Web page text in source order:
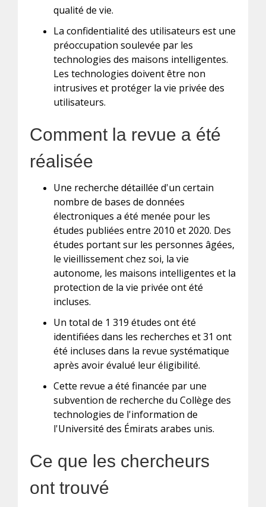
qualité de vie.
La confidentialité des utilisateurs est une
préoccupation soulevée par les
technologies des maisons intelligentes.
Les technologies doivent être non
intrusives et protéger la vie privée des
utilisateurs.
Comment la revue a été
réalisée
Une recherche détaillée d'un certain
nombre de bases de données
électroniques a été menée pour les
études publiées entre 2010 et 2020. Des
études portant sur les personnes âgées,
le vieillissement chez soi, la vie
autonome, les maisons intelligentes et la
protection de la vie privée ont été
incluses.
Un total de 1 319 études ont été
identifiées dans les recherches et 31 ont
été incluses dans la revue systématique
après avoir évalué leur éligibilité.
Cette revue a été financée par une
subvention de recherche du Collège des
technologies de l'information de
l'Université des Émirats arabes unis.
Ce que les chercheurs
ont trouvé